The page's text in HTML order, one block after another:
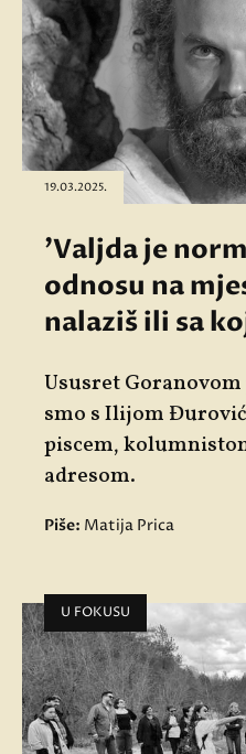
19.03.2025.
'Valjda je
odnosu na
nalaziš ili sa
Ususret
smo sIlijom
piscem,
adresom.
Piše: Matija Prica
U FOKUSU